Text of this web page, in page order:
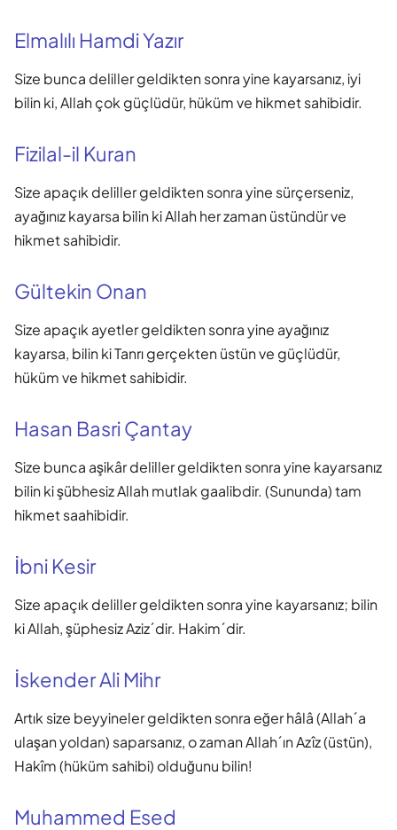
Elmalılı Hamdi Yazır
Size bunca deliller geldikten sonra yine kayarsanız, iyi
bilin ki, Allah çok güçlüdür, hüküm ve hikmet sahibidir.
Fizilal-il Kuran
Size apaçık deliller geldikten sonra yine sürçerseniz,
ayağınız kayarsa bilin ki Allah her zaman üstündür ve
hikmet sahibidir.
Gültekin Onan
Size apaçık ayetler geldikten sonra yine ayağınız
kayarsa, bilin ki Tanrı gerçekten üstün ve güçlüdür,
hüküm ve hikmet sahibidir.
Hasan Basri Çantay
Size bunca aşikâr deliller geldikten sonra yine kayarsanız
bilin ki şübhesiz Allah mutlak gaalibdir. (Sununda) tam
hikmet saahibidir.
İbni Kesir
Size apaçık deliller geldikten sonra yine kayarsanız; bilin
ki Allah, şüphesiz Aziz´dir. Hakim´dir.
İskender Ali Mihr
Artık size beyyineler geldikten sonra eğer hâlâ (Allah´a
ulaşan yoldan) saparsanız, o zaman Allah´ın Azîz (üstün),
Hakîm (hüküm sahibi) olduğunu bilin!
Muhammed Esed